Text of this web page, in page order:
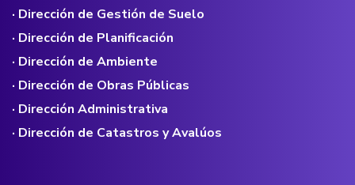
· Dirección de Gestión de Suelo
· Dirección de Planificación
· Dirección de Ambiente
· Dirección de Obras Públicas
· Dirección Administrativa
· Dirección de Catastros y Avalúos